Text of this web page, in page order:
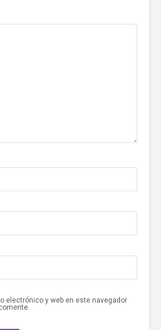
electrónico y web en este navegador